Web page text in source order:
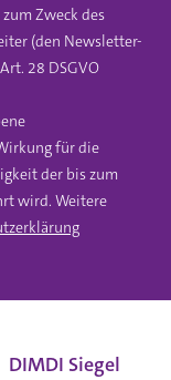
Zweck des
(den Newsletter-
28 DSGVO
für die
der bis zum
wird. Weitere
DIMDI Siegel